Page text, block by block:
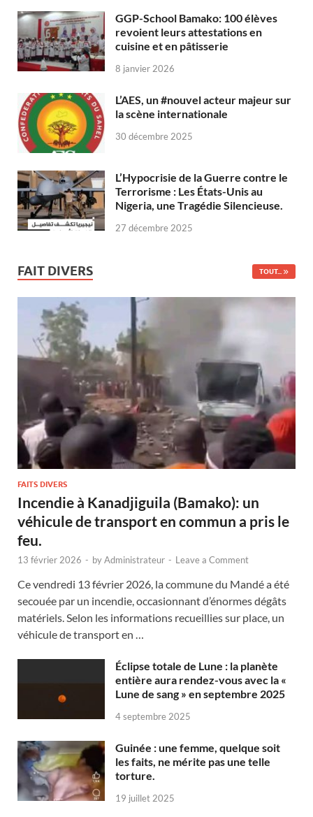
GGP-School Bamako: 100 élèves
revoient leurs attestations en
cuisine et en pâtisserie
8 janvier 2026
L’AES, un #nouvel acteur majeur sur
la scène internationale
30 décembre 2025
L’Hypocrisie de la Guerre contre le
Terrorisme : Les États-Unis au
Nigeria, une Tragédie Silencieuse.
27 décembre 2025
FAIT DIVERS TOUT...
FAITS DIVERS
Incendie à Kanadjiguila (Bamako): un
véhicule de transport en commun a pris le
feu.
13 février 2026 - byAdministrateur - Leave a Comment
Ce vendredi 13 février 2026, la commune du Mandé a été
secouée par un incendie, occasionnant d’énormes dégâts
matériels. Selon les informations recueillies sur place, un
véhicule de transport en …
Éclipse totale de Lune : la planète
entière aura rendez-vous avec la «
Lune de sang » en septembre 2025
4 septembre 2025
Guinée : une femme, quelque soit
les faits, ne mérite pas une telle
torture.
19 juillet 2025